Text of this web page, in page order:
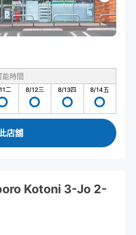
能時間
二 8/12三 8/13四 8/14五
店舖
Kotoni 3-Jo 2-